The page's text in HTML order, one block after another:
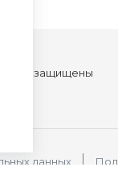
защищены
данных